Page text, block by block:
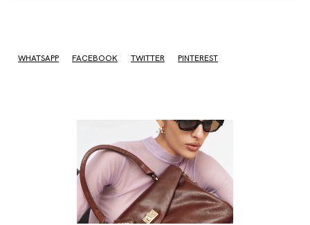
WHATSAPP FACEBOOK TWITTER PINTEREST